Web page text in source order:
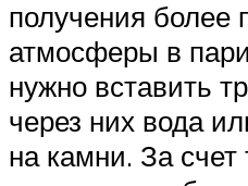
получения более
атмосферы в
нужно вставить
через них вода
на камни. За счет